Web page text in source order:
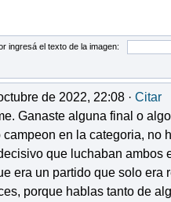
ingresá el texto de la imagen:
de 2022, 22:08 · Citar
Ganaste alguna final o
en la categoria, no
que luchaban ambos
era un partido que solo era
porque hablas tanto de